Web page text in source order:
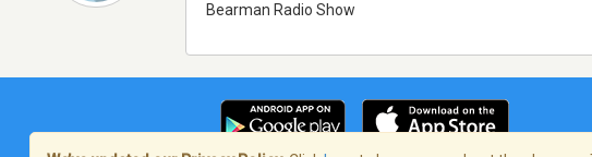
Bearman Radio Show